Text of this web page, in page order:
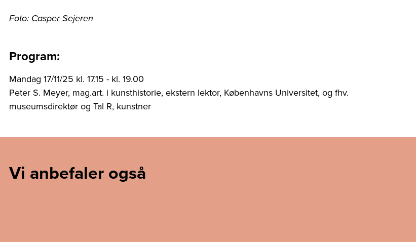
Foto: Casper Sejeren
Program:
Mandag 17/11/25 kl. 17.15 - kl. 19.00
Peter S. Meyer, mag.art. i kunsthistorie, ekstern lektor, Københavns Universitet, og fhv.
museumsdirektør og Tal R, kunstner
Vi anbefaler også